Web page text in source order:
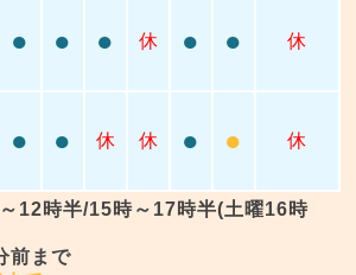
● ● ● 休 ● ● 休
● ● 休 休 ● ● 休
12時半/15時～17時半(土曜16時
前まで